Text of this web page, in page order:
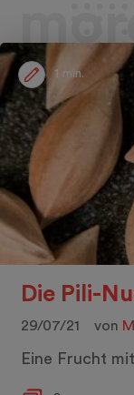
1 min.
Die Pili-
29/07/21 von
Eine Frucht